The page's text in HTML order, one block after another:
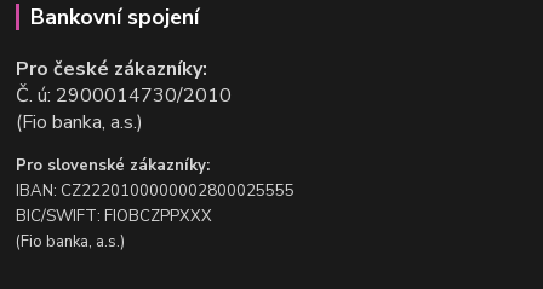
Bankovní spojení
Pro české zákazníky:
Č. ú: 2900014730/2010
(Fio banka, a.s.)
Pro slovenské zákazníky:
IBAN: CZ2220100000002800025555
BIC/SWIFT: FIOBCZPPXXX
(Fio banka, a.s.)